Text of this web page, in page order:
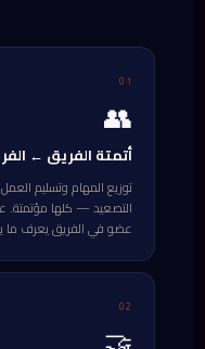
01
👥
أتمتة الفريق ←
توزيع المهام وتسليم
التصعيد — كلها مؤتمتة.
عضو في الفريق يعرف ما
02